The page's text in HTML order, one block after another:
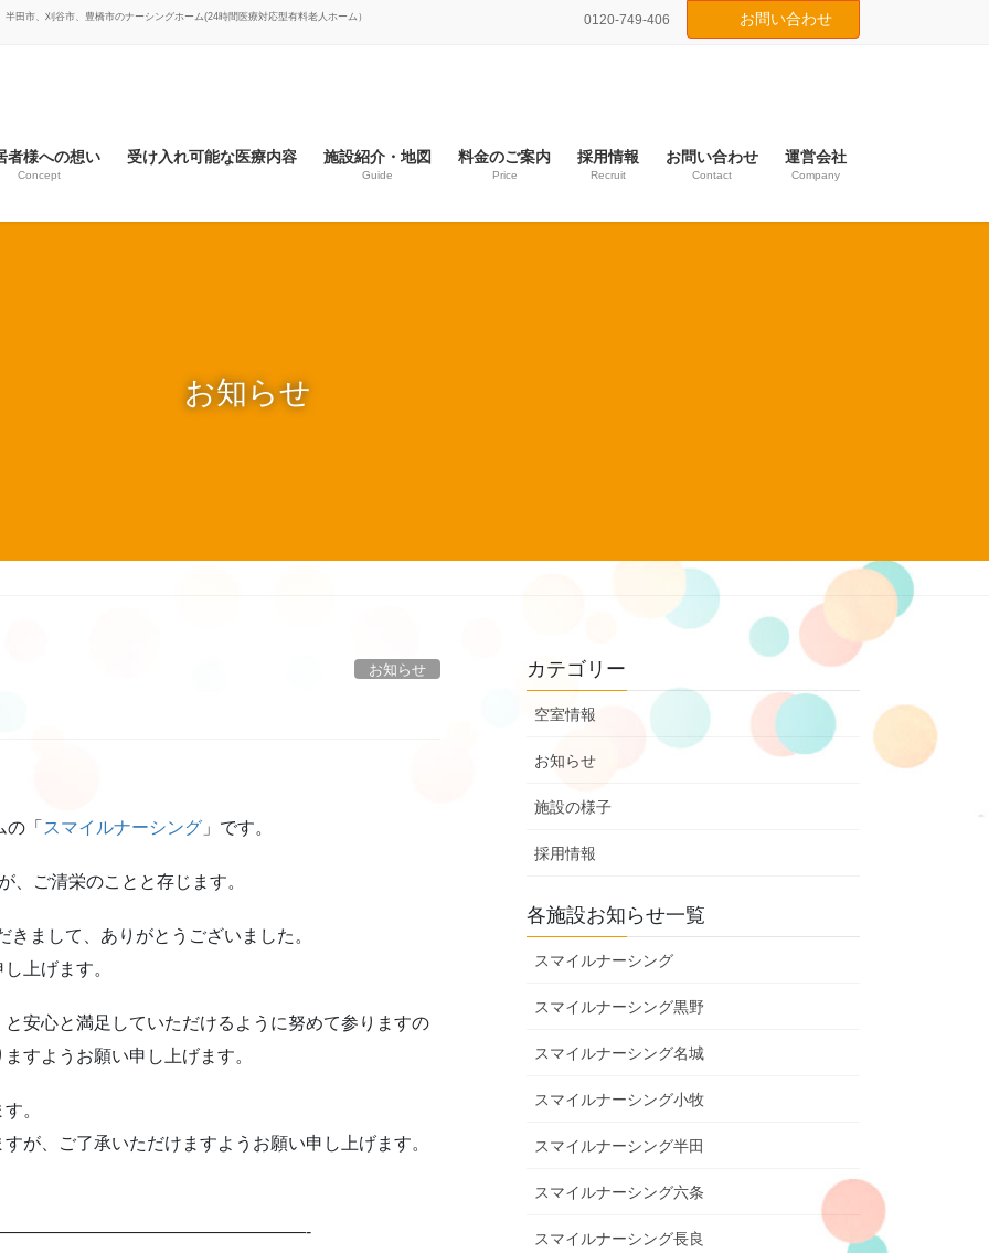
田市、刈谷市、豊橋市のナーシングホーム(24時間医療対応型有料老人ホーム） 0120-749-406 お問い合わせ
者様への想い
Concept
受け入れ可能な医療内容 施設紹介・地図
Guide
料金のご案内
Price
採用情報
Recruit
お問い合わせ
Contact
運営会社
Company
お知らせ
お知らせ
「 スマイルナーシング 」です。
、ご清栄のことと存じます。
まして、ありがとうございました。
上げます。
安心と満足していただけるように努めて参りますの
すようお願い申し上げます。
。
が、ご了承いただけますようお願い申し上げます。
カテゴリー
空室情報
お知らせ
施設の様子
採用情報
各施設お知らせ一覧
スマイルナーシング
スマイルナーシング黒野
スマイルナーシング名城
スマイルナーシング小牧
スマイルナーシング半田
スマイルナーシング六条
スマイルナーシング長良